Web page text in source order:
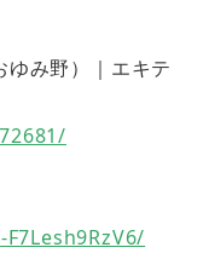
み野）｜エキテ